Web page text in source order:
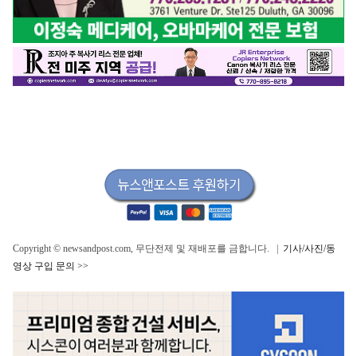
Copyright © newsandpost.com, 무단전제 및 재배포를 금합니다. | 기사/사진/동
영상 구입 문의 >>